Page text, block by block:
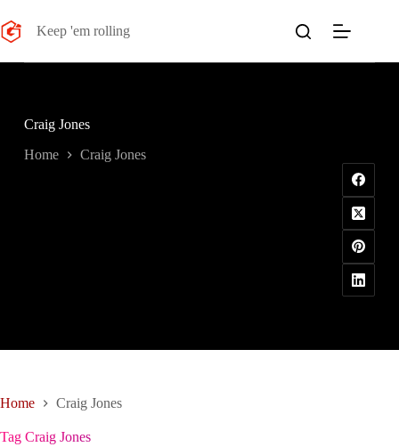
al
contenuto
Keep 'em rolling
Craig Jones
Home Craig Jones
Home Craig Jones
Tag Craig Jones